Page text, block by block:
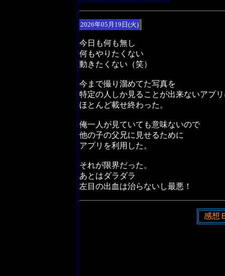
2026年05月19日(火)
今日も何も無し
何もやりたくない
動きたくない（笑）
今まで撮り溜めてた写真を
特定の人しか見ることが出来ないアプ
ほとんど載せ終わった。
俺一人が見ていても意味ないので
他の子の父兄に見せるために
アプリを利用した。
それが限界だった。
あとはダラダラ
左目の出血は治らないし最悪！
感想